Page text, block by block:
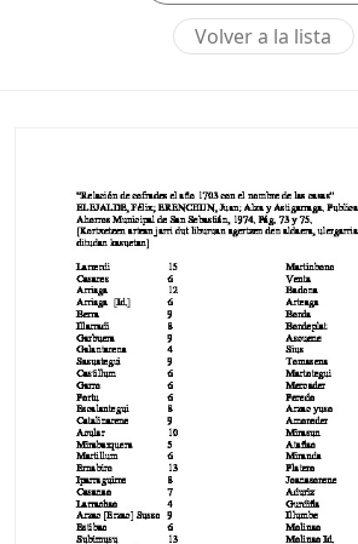
Volver a la lista